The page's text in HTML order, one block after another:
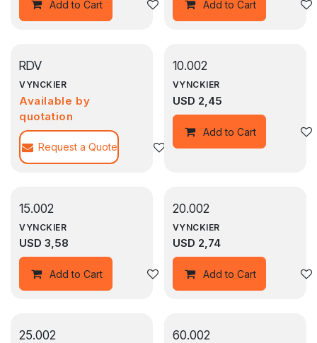
Add to Cart Agregar a la lista de deseos
Add to Cart
RDV
VYNCKIER
Available by
quotation
Request a Quote Agregar a la lista de deseos
10.002
VYNCKIER
USD 2,45
Add to Cart
15.002
VYNCKIER
USD 3,58
Add to Cart Agregar a la lista de deseos
20.002
VYNCKIER
USD 2,74
Add to Cart
25.002 60.002